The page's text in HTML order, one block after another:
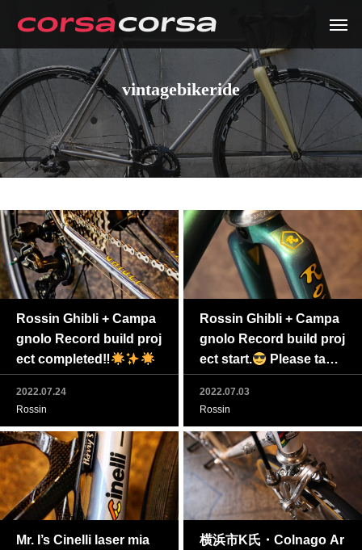
vintagebikeride
Rossin Ghibli + Campa
gnolo Record build proj
ect completed‼
2022.07.24
Rossin
Rossin Ghibli + Campa
gnolo Record build proj
ect start.
Please take
a closer look at “Rossin
original candy paint jo
2022.07.03
Rossin
Mr. I’s Cinelli laser mia
横浜市K氏・Colnago Ar